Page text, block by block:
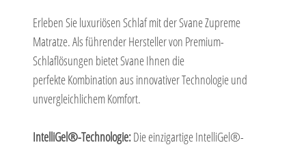
Erleben Sie luxuriösen Schlaf mit der Svane Zupreme
Matratze. Als führender Hersteller von Premium-
Schlaflösungen bietet Svane Ihnen die
perfekte Kombination aus innovativer Technologie und
unvergleichlichem Komfort.
IntelliGel®-Technologie:Die einzigartige IntelliGel®-